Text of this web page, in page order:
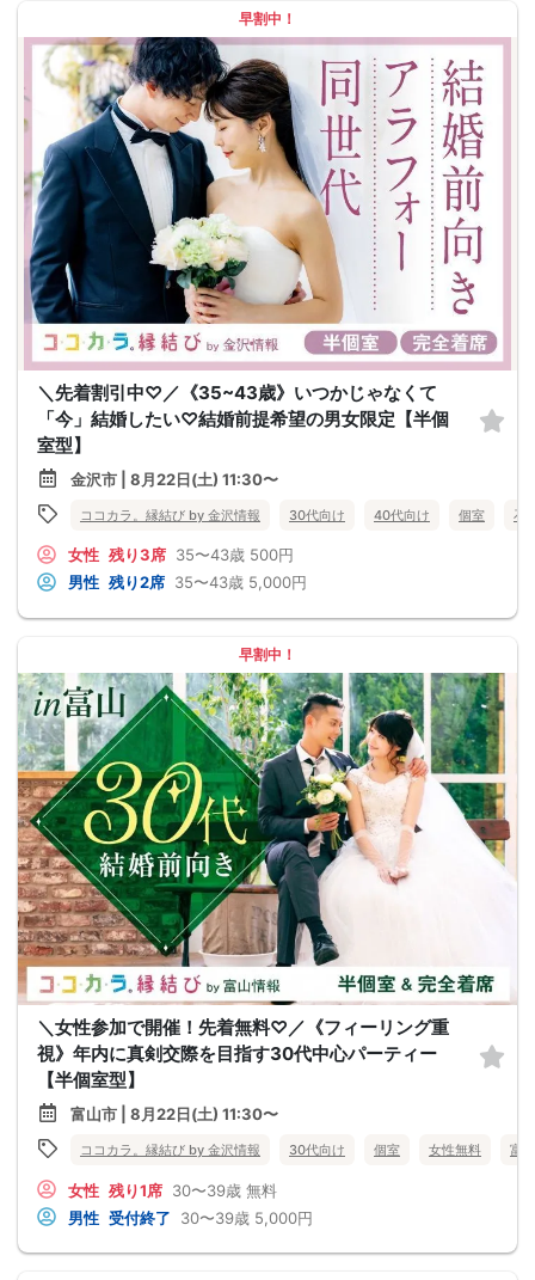
早割中！
＼先着割引中♡／《35~43歳》いつかじゃなくて
「今」結婚したい♡結婚前提希望の男女限定【半個
室型】
金沢市 | 8月22日(土) 11:30〜
ココカラ。縁結び by 金沢情報 30代向け 40代向け 個室 石
女性 残り3席 35〜43歳 500円
男性 残り2席 35〜43歳 5,000円
早割中！
＼女性参加で開催！先着無料♡／《フィーリング重
視》年内に真剣交際を目指す30代中心パーティー
【半個室型】
富山市 | 8月22日(土) 11:30〜
ココカラ。縁結び by 金沢情報 30代向け 個室 女性無料 富
女性 残り1席 30〜39歳 無料
男性 受付終了 30〜39歳 5,000円